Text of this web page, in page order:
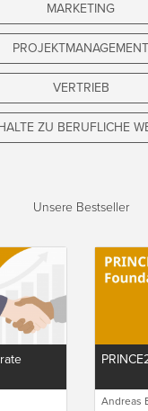
MARKETING
PROJEKTMANAGEMENT
VERTRIEB
ZU BERUFLICHE
Unsere Bestseller
Andreas